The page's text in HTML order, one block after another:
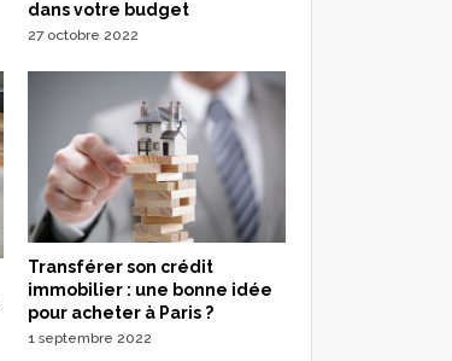
dans votre budget
27 octobre 2022
Transférer son crédit
immobilier : une bonne idée
pour acheter à Paris ?
1 septembre 2022